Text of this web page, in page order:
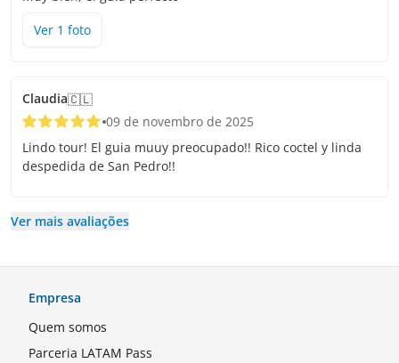
Ver 1 foto
Claudia🇨🇱
09 de novembro de 2025
Lindo tour! El guia muuy preocupado!! Rico coctel y linda
despedida de San Pedro!!
Ver mais avaliações
Empresa
Quem somos
Parceria LATAM Pass